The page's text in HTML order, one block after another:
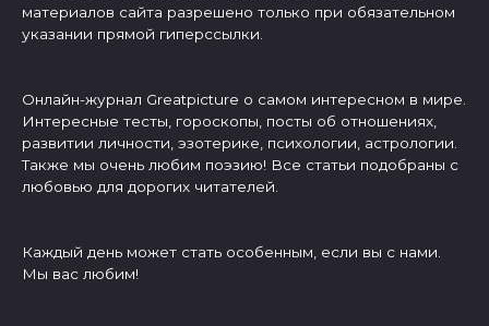
материалов сайта разрешено только при обязательном
указании прямой гиперссылки.
Онлайн-журнал Greatpicture о самом интересном в мире.
Интересные тесты, гороскопы, посты об отношениях,
развитии личности, эзотерике, психологии, астрологии.
Также мы очень любим поэзию! Все статьи подобраны с
любовью для дорогих читателей.
Каждый день может стать особенным, если вы с нами.
Мы вас любим!